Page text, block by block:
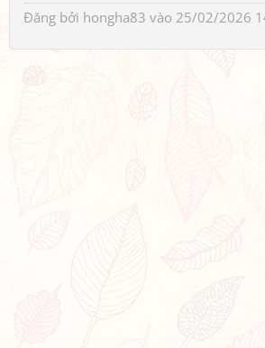
Đăng bởi hongha83 vào 25/02/2026